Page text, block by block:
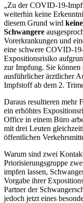
„Zu der COVID-19-
weiterhin keine
diesem Grund wird
Schwangere
Vorerkrankungen und
eine schwere COVID-
Expositionsrisiko
zur Impfung. Sie
ausführlicher ärztlicher
Impfstoff ab dem 2.
Daraus resultieren mehr
ein erhöhtes
Office in einem Büro
mit drei Leuten
öffentlichen
Warum sind zwei
Priorisierungsgruppe
impfen lassen,
Vorgabe ihrer
Partner der
jedoch jetzt eines